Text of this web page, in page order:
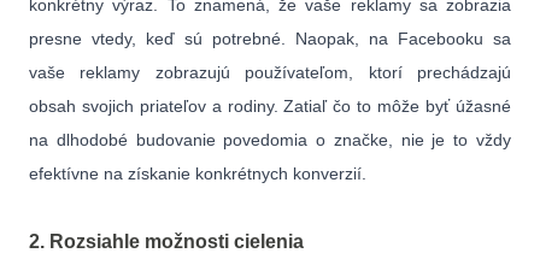
konkrétny výraz. To znamená, že vaše reklamy sa zobrazia
presne vtedy, keď sú potrebné. Naopak, na Facebooku sa
vaše reklamy zobrazujú používateľom, ktorí prechádzajú
obsah svojich priateľov a rodiny. Zatiaľ čo to môže byť úžasné
na dlhodobé budovanie povedomia o značke, nie je to vždy
efektívne na získanie konkrétnych konverzií.
2. Rozsiahle možnosti cielenia